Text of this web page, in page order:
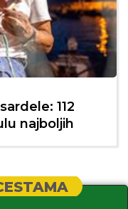
112
najboljih